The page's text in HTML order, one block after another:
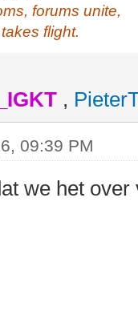
forums unite,
flight.
,
09:39 PM
we het